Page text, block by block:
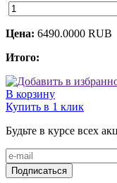
Цена: 6490.0000 RUB
Итого:
В корзину
Купить в 1 клик
Будьте в курсе всех
Подписаться